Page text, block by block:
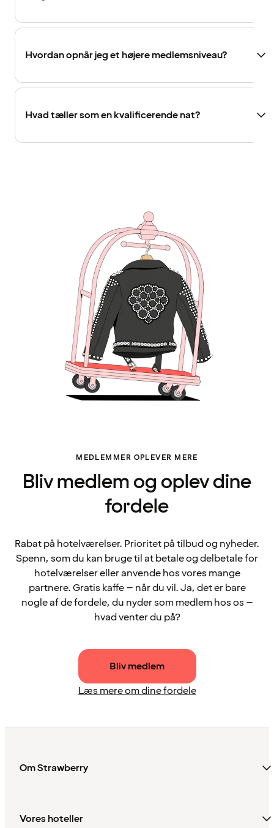
Hvordan opnår jeg et højere medlemsniveau?
Hvad tæller som en kvalificerende nat?
MEDLEMMER OPLEVER MERE
Bliv medlem og oplev dine
fordele
Rabat på hotelværelser. Prioritet på tilbud og nyheder.
Spenn, som du kan bruge til at betale og delbetale for
hotelværelser eller anvende hos vores mange
partnere. Gratis kaffe – når du vil. Ja, det er bare
nogle af de fordele, du nyder som medlem hos os –
hvad venter du på?
Bliv medlem
Læs mere om dine fordele
Om Strawberry
Vores hoteller